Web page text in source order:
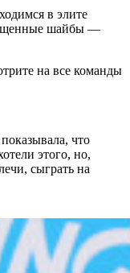
в элите
шайбы —
на все команды
что
этого, но,
сыграть на